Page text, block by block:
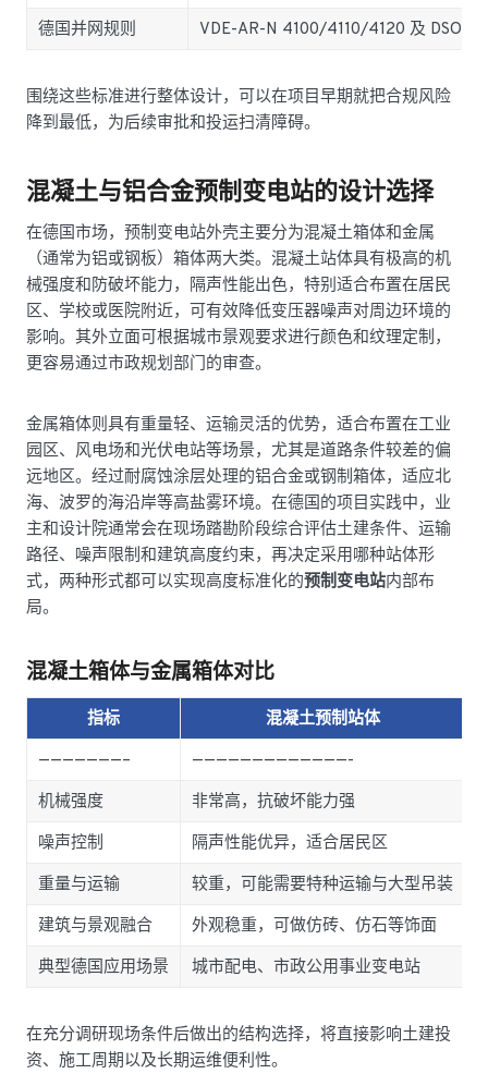
德国并网规则
VDE-AR-N 4100/4110/4120 及 DSO 补
围绕这些标准进行整体设计，可以在项目早期就把合规风险
降到最低，为后续审批和投运扫清障碍。
混凝土与铝合金预制变电站的设计选择
在德国市场，预制变电站外壳主要分为混凝土箱体和金属
（通常为铝或钢板）箱体两大类。混凝土站体具有极高的机
械强度和防破坏能力，隔声性能出色，特别适合布置在居民
区、学校或医院附近，可有效降低变压器噪声对周边环境的
影响。其外立面可根据城市景观要求进行颜色和纹理定制，
更容易通过市政规划部门的审查。
金属箱体则具有重量轻、运输灵活的优势，适合布置在工业
园区、风电场和光伏电站等场景，尤其是道路条件较差的偏
远地区。经过耐腐蚀涂层处理的铝合金或钢制箱体，适应北
海、波罗的海沿岸等高盐雾环境。在德国的项目实践中，业
主和设计院通常会在现场踏勘阶段综合评估土建条件、运输
路径、噪声限制和建筑高度约束，再决定采用哪种站体形
式，两种形式都可以实现高度标准化的预制变电站内部布
局。
混凝土箱体与金属箱体对比
指标
混凝土预制站体
———————–
—————————————-
机械强度
非常高，抗破坏能力强
噪声控制
隔声性能优异，适合居民区
重量与运输
较重，可能需要特种运输与大型吊装
建筑与景观融合
外观稳重，可做仿砖、仿石等饰面
典型德国应用场景
城市配电、市政公用事业变电站
在充分调研现场条件后做出的结构选择，将直接影响土建投
资、施工周期以及长期运维便利性。